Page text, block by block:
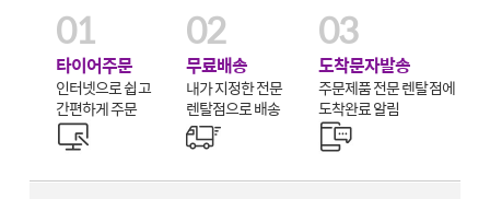
01
타이어주문
인터넷으로 쉽고
간편하게 주문
02
무료배송
내가 지정한 전문
렌탈점으로 배송
03
도착문자발송
주문제품 전문 렌탈점에
도착완료 알림